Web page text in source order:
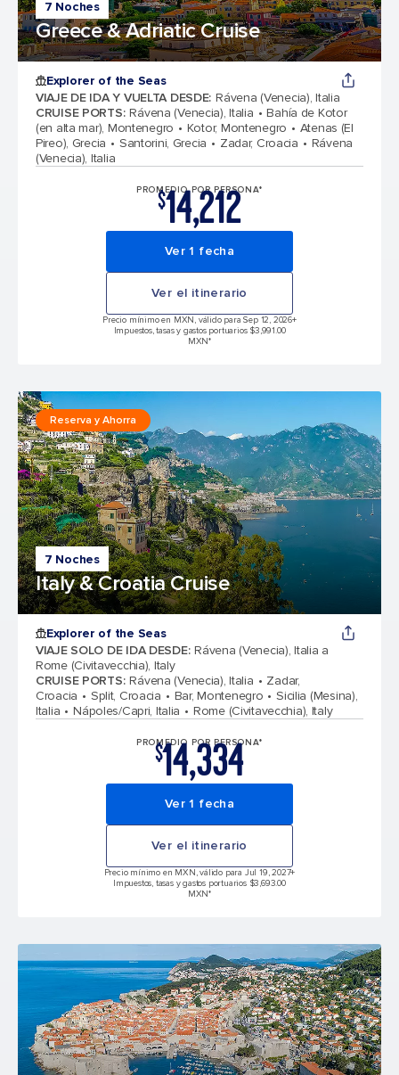
7 Noches
Greece & Adriatic Cruise
Explorer of the Seas
VIAJE DE IDA Y VUELTA DESDE: Rávena (Venecia), Italia
CRUISE PORTS: Rávena (Venecia), Italia
Bahía de Kotor
(en alta mar), Montenegro
Kotor, Montenegro
Atenas (El
Pireo), Grecia
Santorini, Grecia Zadar, Croacia
Rávena
(Venecia), Italia
PROMEDIO POR PERSONA*
$14,212
Ver 1 fecha
Ver el itinerario
Precio mínimo en MXN, válido para Sep 12, 2026+
Impuestos, tasas y gastos portuarios $3,991.00
MXN*
7 Noches
Italy & Croatia Cruise
Reserva y Ahorra
Explorer of the Seas
VIAJE SOLO DE IDA DESDE: Rávena (Venecia), Italia a
Rome (Civitavecchia), Italy
CRUISE PORTS: Rávena (Venecia), Italia
Zadar,
Croacia
Split, Croacia Bar, Montenegro
Sicilia (Mesina),
Italia
Nápoles/Capri, Italia Rome (Civitavecchia), Italy
PROMEDIO POR PERSONA*
$14,334
Ver 1 fecha
Ver el itinerario
Precio mínimo en MXN, válido para Jul 19, 2027+
Impuestos, tasas y gastos portuarios $3,693.00
MXN*